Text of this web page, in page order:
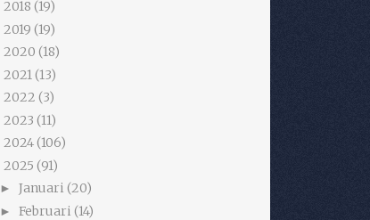
2018 (19)
2019 (19)
2020 (18)
2021(13)
2022 (3)
2023 (11)
2024(106)
2025 (91)
► Januari (20)
► Februari (14)